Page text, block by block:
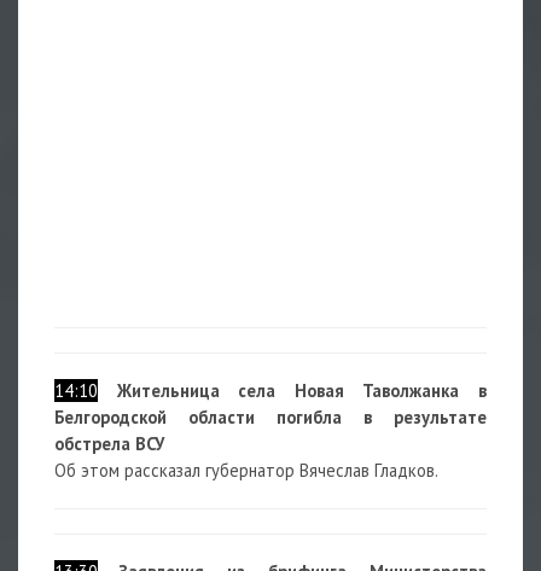
14:10
Жительница села Новая Таволжанка в
Белгородской области погибла в результате
обстрела ВСУ
Об этом рассказал губернатор Вячеслав Гладков.